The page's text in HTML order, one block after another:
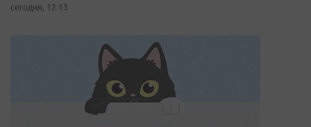
сегодня, 12:13